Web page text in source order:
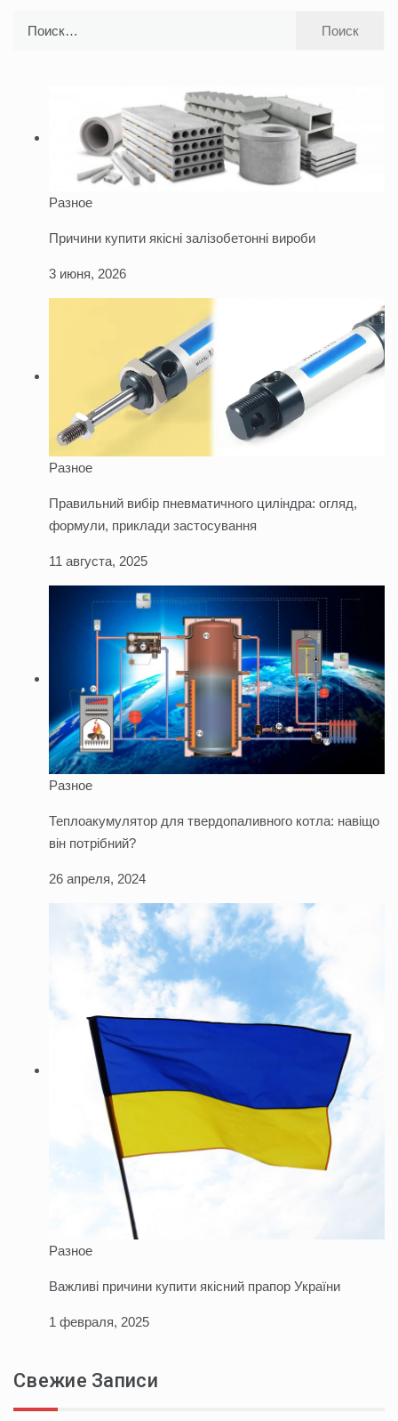
Разное
Причини купити якісні залізобетонні вироби
3 июня, 2026
Разное
Правильний вибір пневматичного циліндра: огляд,
формули, приклади застосування
11 августа, 2025
Разное
Теплоакумулятор для твердопаливного котла: навіщо
він потрібний?
26 апреля, 2024
Разное
Важливі причини купити якісний прапор України
1 февраля, 2025
Свежие Записи